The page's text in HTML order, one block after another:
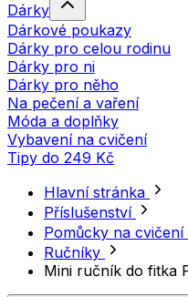
Dárky
Dárkové poukazy
Dárky pro celou rodinu
Dárky pro ni
Dárky pro něho
Na pečení a vaření
Móda a doplňky
Vybavení na cvičení
Tipy do 249 Kč
Hlavní stránka
Příslušenství
Pomůcky na cvičení
Ručníky
Mini ručník do fitka